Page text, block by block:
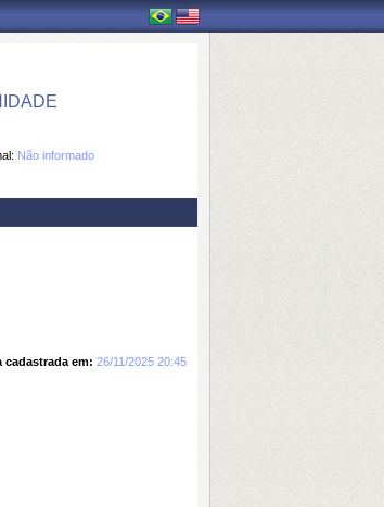
Não informado
cadastrada em: 26/11/2025 20:45